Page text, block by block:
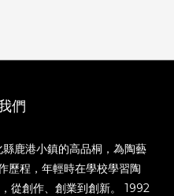
們
鹿港小鎮的高品桐，為陶藝
歷程，年輕時在學校學習陶
從創作、創業到創新。 1992